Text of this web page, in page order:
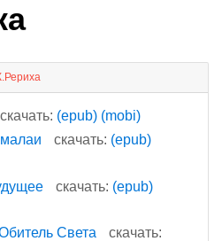
скачать: (epub) (mobi)
скачать: (epub)
скачать: (epub)
Света
скачать: